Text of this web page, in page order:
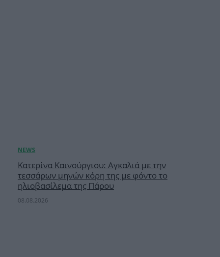
Κατερίνα Καινούργιου: Αγκαλιά με την
τεσσάρων μηνών κόρη της με φόντο το
ηλιοβασίλεμα της Πάρου
08.08.2026